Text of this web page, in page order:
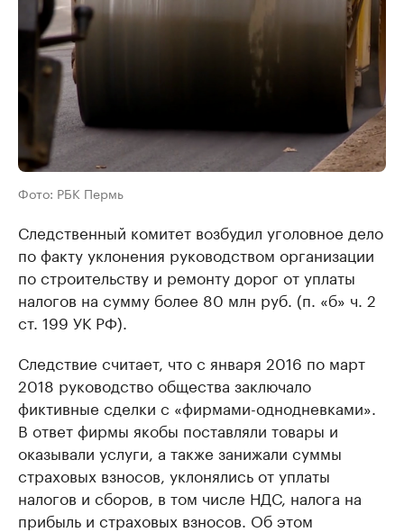
Фото: РБК Пермь
Следственный комитет возбудил уголовное дело
по факту уклонения руководством организации
по строительству и ремонту дорог от уплаты
налогов на сумму более 80 млн руб. (п. «б» ч. 2
ст. 199 УК РФ).
Следствие считает, что с января 2016 по март
2018 руководство общества заключало
фиктивные сделки с «фирмами-однодневками».
В ответ фирмы якобы поставляли товары и
оказывали услуги, а также занижали суммы
страховых взносов, уклонялись от уплаты
налогов и сборов, в том числе НДС, налога на
прибыль и страховых взносов. Об этом